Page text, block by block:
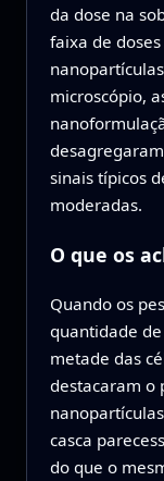
da dose na
faixa de
microscópio,
sinais típicos
moderadas.
O que os
Quando os
quantidade
metade das
destacaram o
casca
do que o